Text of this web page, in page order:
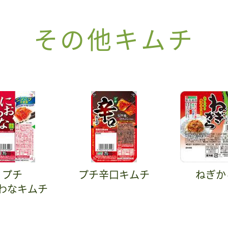
その他キムチ
プチ
なキムチ
プチ辛口キムチ ねぎ